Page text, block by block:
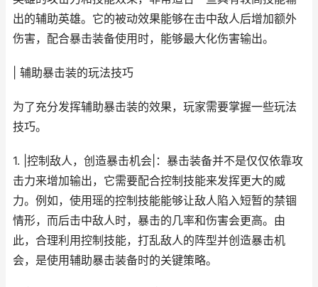
出的辅助英雄。它的被动效果能够在击中敌人后增加额外
伤害，配合暴击装备使用时，能够最大化伤害输出。
| 辅助暴击装的玩法技巧
为了充分发挥辅助暴击装的效果，玩家需要掌握一些玩法
技巧。
1. |控制敌人，创造暴击机会|：暴击装备并不是仅仅依靠攻
击力来增加输出，它需要配合控制技能来发挥更大的威
力。例如，使用瑶的控制技能能够让敌人陷入短暂的禁锢
情形，而后击中敌人时，暴击的几率和伤害会更高。由
此，合理利用控制技能，打乱敌人的阵型并创造暴击机
会，是使用辅助暴击装备时的关键策略。